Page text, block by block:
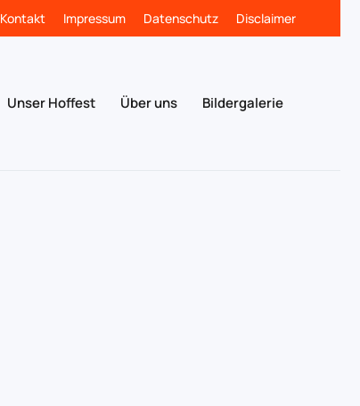
Kontakt Impressum Datenschutz Disclaimer
Unser Hoffest Über uns Bildergalerie